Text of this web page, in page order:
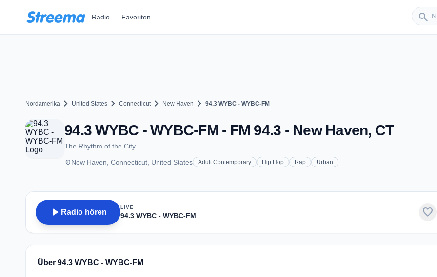
Radio Favoriten search
Nordamerika chevron_right United States chevron_right Connecticutchevron_right New Haven chevron_right 94.3 WYBC - WYBC-FM
94.3 WYBC - WYBC-FM - FM 94.3 - New Haven, CT
The Rhythm of the City
placeNew Haven, Connecticut, United States Adult Contemporary Hip Hop Rap Urban
play_arrow Radio hören
LIVE
94.3 WYBC - WYBC-FM favorite
Über 94.3 WYBC - WYBC-FM